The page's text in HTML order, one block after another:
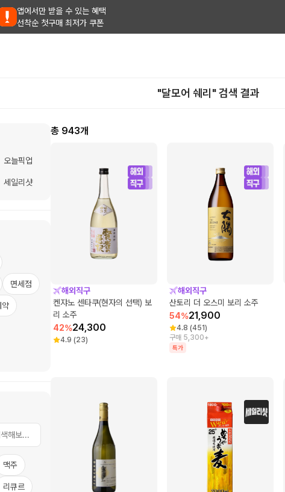
앱에서만 받을 수 있는 혜택
선착순 첫구매 최저가 쿠폰
"달모어 쉐리" 검색 결과
오늘픽업
세일리샷
면세점
맥주
리큐르
총 943개
해외직구
켄쟈노 센타쿠(현자의 선택) 보
리 소주
42%24,300
4.9 (23)
해외직구
산토리 더 오스미 보리 소주
54%21,900
4.8 (451)
구매 5,300+
특가